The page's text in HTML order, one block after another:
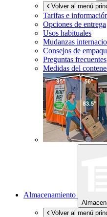
Volver al menú
Tarifas e
Opciones de entrega
Usos habituales
Mudanzas
Consejos de
Preguntas frecuentes
Medidas del
Almacenamiento
Volver al menú